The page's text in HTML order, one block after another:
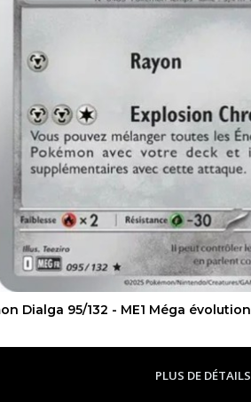
Dialga 95/132 - ME1 Méga évolution
PLUS DE DÉTAILS